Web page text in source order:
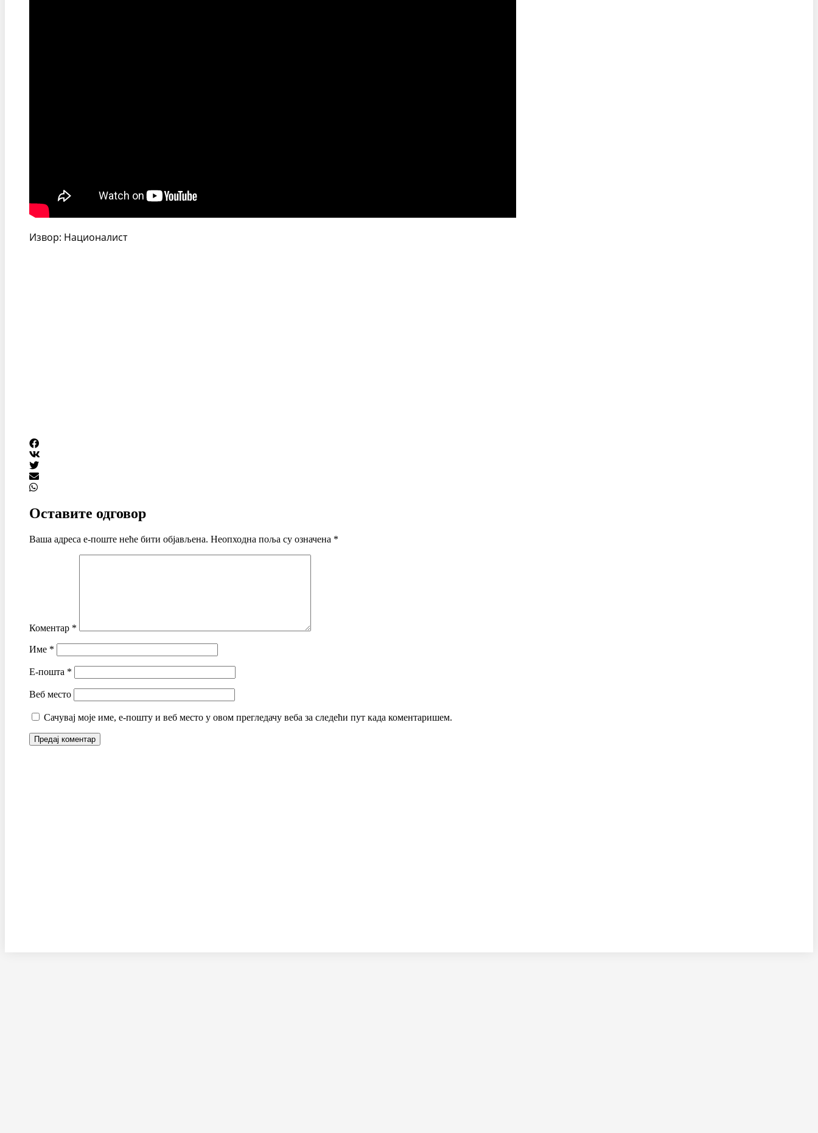
Извор: Националист
Оставите одговор
Ваша адреса е-поште неће бити објављена. Неопходна поља су означена *
Коментар *
Име *
Е-пошта *
Веб место
Сачувај моје име, е-пошту и веб место у овом прегледачу веба за следећи пут када коментаришем.